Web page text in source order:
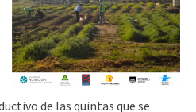
de las quintas que se